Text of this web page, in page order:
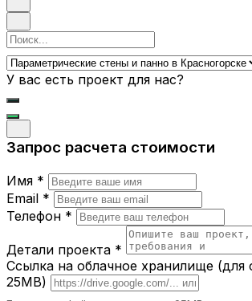
экологически чистые материалы.
Функциональность.
стены могут выступать в роли
декоративных элементов,
параметрические стены и
Офисы.Создайте креативное
пространство, которое
сотрудников.
Рестораны и кафе.Уникальные
панно придают заведению
эксклюзивности.
Жилые дома.Панно станет
гостиной, спальне или холле.
Поиск
У вас есть проект для нас?
Запрос расчета стоимости
Имя *
Email *
Телефон *
Детали проекта *
Ссылка на облачное хранилище (для
25MB)